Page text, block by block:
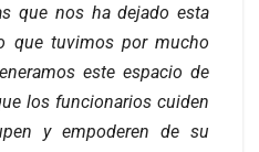
que nos ha dejado esta
que tuvimos por mucho
este espacio de
los funcionarios cuiden
y empoderen de su